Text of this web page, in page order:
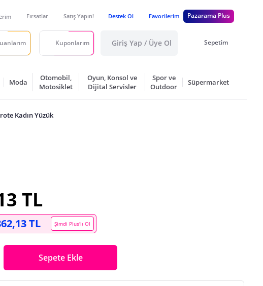
Fırsatlar Satış Yapın! Destek Ol Favorilerim Pazarama Plus
Kuponlarım Giriş Yap / Üye Ol Sepetim
Moda
Otomobil,
Motosiklet
Oyun, Konsol ve
Dijital Servisler
Spor ve
Outdoor
Süpermarket
Kadın Yüzük
TL
TL Şimdi Plus'lı Ol
Sepete Ekle